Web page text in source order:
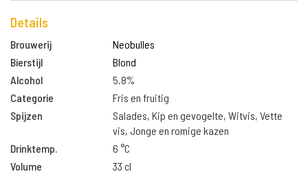
Details
Brouwerij
Neobulles
Bierstijl
Blond
Alcohol
5.8%
Categorie
Fris en fruitig
Spijzen
Salades, Kip en gevogelte, Witvis, Vette
vis, Jonge en romige kazen
Drinktemp.
6 °C
Volume
33 cl